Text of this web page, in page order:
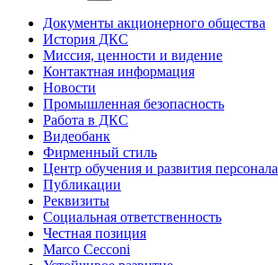
Документы акционерного общества
История ДКС
Миссия, ценности и видение
Контактная информация
Новости
Промышленная безопасность
Работа в ДКС
Видеобанк
Фирменный стиль
Центр обучения и развития персонала
Публикации
Реквизиты
Социальная ответственность
Честная позиция
Marco Cecconi